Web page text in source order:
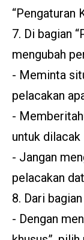
“Pengaturan
7. Di bagian
mengubah
- Meminta
pelacakan
-
untuk dilacak
- Jangan
pelacakan
8. Dari
- Dengan